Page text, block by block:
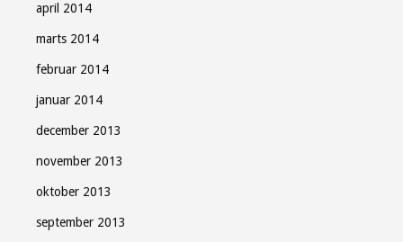
april 2014
marts 2014
februar 2014
januar 2014
december 2013
november 2013
oktober 2013
september 2013